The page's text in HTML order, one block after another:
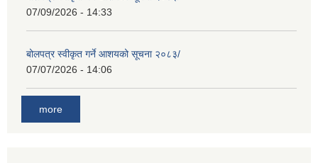
07/09/2026 - 14:33
बोलपत्र स्वीकृत गर्ने आशयको सूचना २०८३/
07/07/2026 - 14:06
more